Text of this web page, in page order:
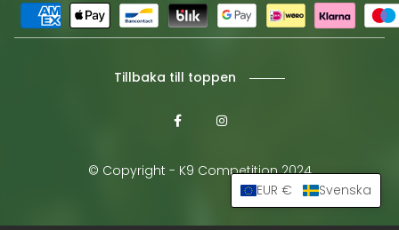
Tillbaka till toppen
© Copyright - K9 Competition 2024
EUR €
Svenska